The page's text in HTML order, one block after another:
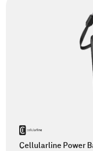
Cellularline Power